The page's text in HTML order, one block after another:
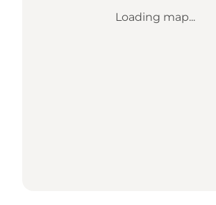
Loading map...